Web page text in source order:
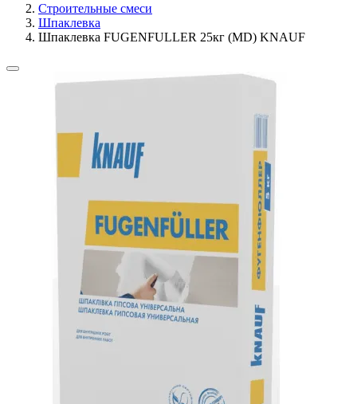
Строительные смеси
Шпаклевка
Шпаклевка FUGENFULLER 25кг (MD) KNAUF